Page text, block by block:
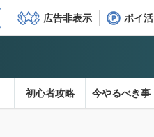
広告非表示 ポイ活
初心者攻略 今やるべき事